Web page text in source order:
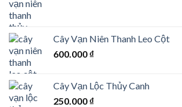
Cây Vạn Niên Thanh Leo Cột
600.000 ₫
Cây Vạn Lộc Thủy Canh
250.000 ₫